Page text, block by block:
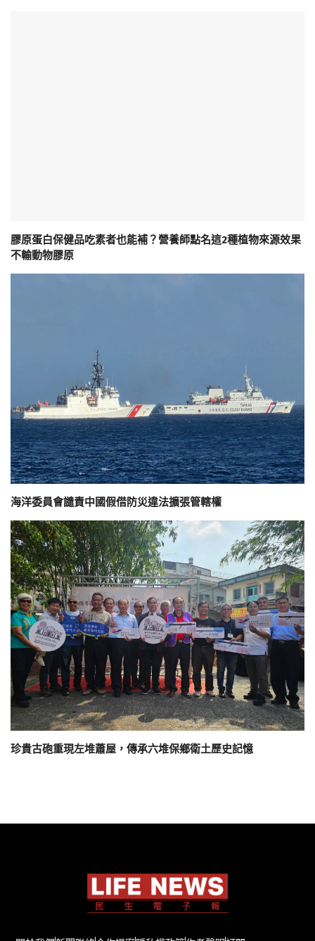
膠原蛋白保健品吃素者也能補？營養師點名這2種植物來源效果
不輸動物膠原
海洋委員會譴責中國假借防災違法擴張管轄權
珍貴古砲重現左堆蕭屋，傳承六堆保鄉衛土歷史記憶